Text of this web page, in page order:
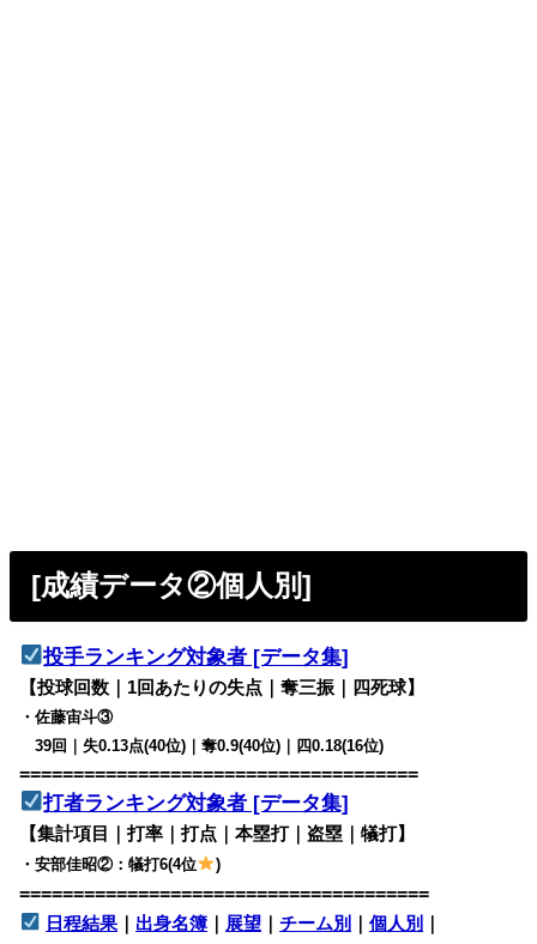
[成績データ②個人別]
投手ランキング対象者 [データ集]
【投球回数｜1回あたりの失点｜奪三振｜四死球】
・佐藤宙斗③
39回｜失0.13点(40位)｜奪0.9(40位)｜四0.18(16位)
=====================================
打者ランキング対象者 [データ集]
【集計項目｜打率｜打点｜本塁打｜盗塁｜犠打】
・安部佳昭②：犠打6(4位 )
======================================
日程結果 ｜ 出身名簿 ｜ 展望 ｜チーム別 ｜個人別 ｜